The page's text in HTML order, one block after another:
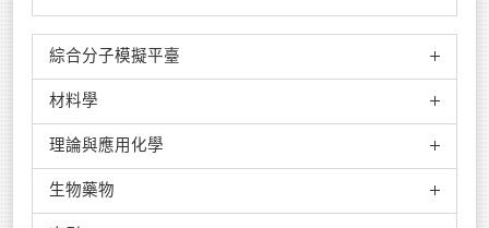
綜合分子模擬平臺
MedeA
Scigress
JCrystal
材料學
VASP
理論與應用化學
Molpro
生物藥物